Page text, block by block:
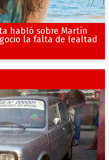
habló sobre Martín
la falta de lealtad